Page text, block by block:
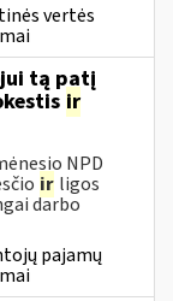
vertės
tą patį
ir
NPD
ir ligos
darbo
pajamų